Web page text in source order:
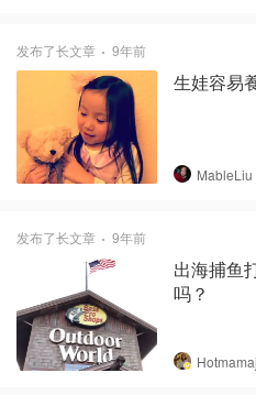
发布了长文章 9年前
生娃容易
MableLiu
发布了长文章 9年前
出海捕鱼
吗？